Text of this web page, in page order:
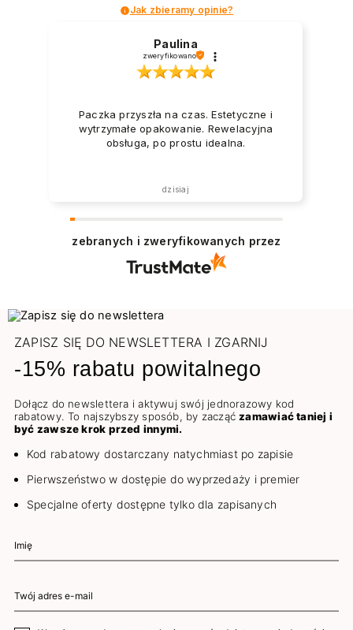
Jak zbieramy opinie?
Paulina
zweryfikowano
Paczka przyszła na czas. Estetyczne i
wytrzymałe opakowanie. Rewelacyjna
obsługa, po prostu idealna.
dzisiaj
zebranych i zweryfikowanych przez
ZAPISZ SIĘ DO NEWSLETTERA I ZGARNIJ
-15% rabatu powitalnego
Dołącz do newslettera i aktywuj swój jednorazowy kod
rabatowy. To najszybszy sposób, by zacząćzamawiać taniej i
być zawsze krok przed innymi.
Kod rabatowy dostarczany natychmiast po zapisie
Pierwszeństwo w dostępie do wyprzedaży i premier
Specjalne oferty dostępne tylko dla zapisanych